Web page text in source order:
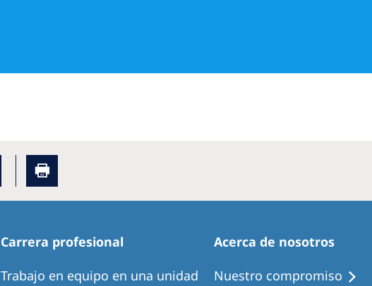
Carrera profesional
Trabajo en equipo en una unidad
Acerca de nosotros
Nuestro compromiso